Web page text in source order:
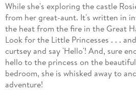
While she's exploring the castle
from her great-aunt. It's written in
the heat from the fire in the Great
Look for the Little Princesses . . .
curtsey and say 'Hello'! And, sure
hello to the princess on the
bedroom, she is whisked away to
adventure!